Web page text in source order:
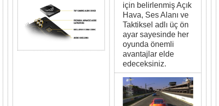
için belirlenmiş Açık
Hava, Ses Alanı ve
Taktiksel adlı üç ön
ayar sayesinde her
oyunda önemli
avantajlar elde
edeceksiniz.